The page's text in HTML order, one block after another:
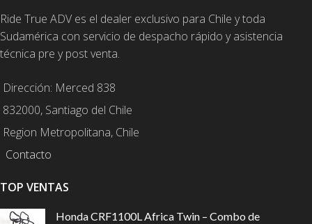
Ride True ADV es el dealer exclusivo para Chile y toda
Sudamérica con servicio de despacho rápido y asistencia
técnica pre y post venta.
Dirección: Merced 838
832000, Santiago del Chile
Region Metropolitana, Chile
Contacto
TOP VENTAS
Honda CRF1100L Africa Twin – Combo de